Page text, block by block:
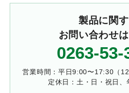
製品に関
お問い合わせ
0263-53-
営業時間：平日9:00〜17:30（
定休日：土・日・祝日、